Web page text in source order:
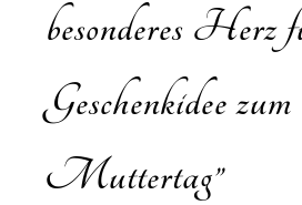
besonderes
Geschenkidee zum
Muttertag”